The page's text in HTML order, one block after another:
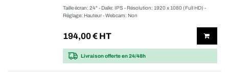
Taille écran: 24" - Dalle: IPS - Résolution: 1920 x 1080 (Full HD) -
Réglage: Hauteur - Webcam: Non
194,00€ HT
Livraison offerteen 24/48h